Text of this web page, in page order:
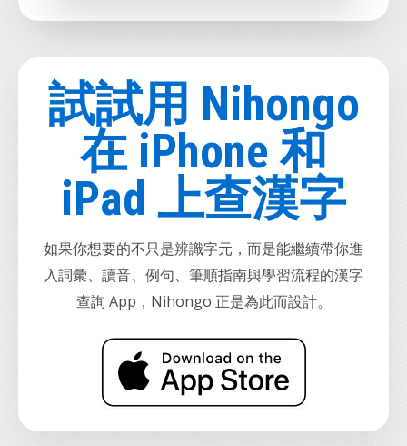
試試用 Nihongo
在 iPhone 和
iPad 上查漢字
如果你想要的不只是辨識字元，而是能繼續帶你進
入詞彙、讀音、例句、筆順指南與學習流程的漢字
查詢 App，Nihongo 正是為此而設計。